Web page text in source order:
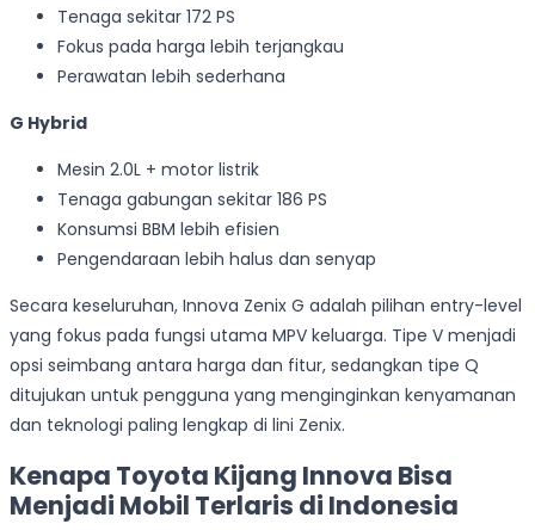
Tenaga sekitar 172 PS
Fokus pada harga lebih terjangkau
Perawatan lebih sederhana
G Hybrid
Mesin 2.0L + motor listrik
Tenaga gabungan sekitar 186 PS
Konsumsi BBM lebih efisien
Pengendaraan lebih halus dan senyap
Secara keseluruhan, Innova Zenix G adalah pilihan entry-level
yang fokus pada fungsi utama MPV keluarga. Tipe V menjadi
opsi seimbang antara harga dan fitur, sedangkan tipe Q
ditujukan untuk pengguna yang menginginkan kenyamanan
dan teknologi paling lengkap di lini Zenix.
Kenapa Toyota Kijang Innova Bisa
Menjadi Mobil Terlaris di Indonesia